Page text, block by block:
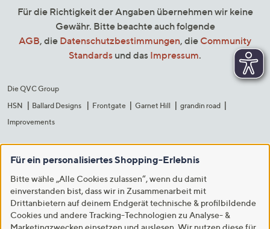
Für die Richtigkeit der Angaben übernehmen wir keine
Gewähr. Bitte beachte auch folgende
AGB, die Datenschutzbestimmungen, die Community
Standards und das Impressum.
Die QVC Group
HSN
Ballard Designs Frontgate Garnet Hill
grandin road
Improvements
Für ein personalisiertes Shopping-Erlebnis
Bitte wähle „Alle Cookies zulassen“, wenn du damit
einverstanden bist, dass wir in Zusammenarbeit mit
Drittanbietern auf deinem Endgerät technische & profilbildende
Cookies und andere Tracking-Technologien zu Analyse- &
Marketingzwecken einsetzen und auslesen. Wir nutzen diese für